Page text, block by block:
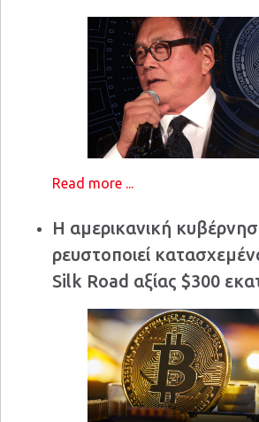
Read more ...
Η αμερικανική
ρευστοποιεί
Silk Road αξίας $300